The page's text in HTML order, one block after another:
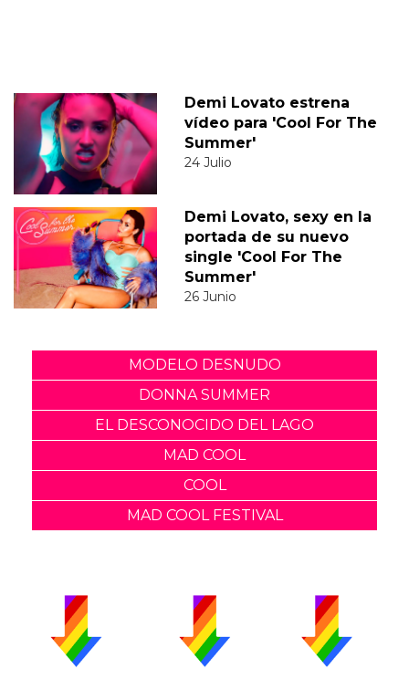
Demi Lovato estrena
vídeo para 'Cool For The
Summer'
24 Julio
Demi Lovato, sexy en la
portada de su nuevo
single 'Cool For The
Summer'
26 Junio
MODELO DESNUDO
DONNA SUMMER
EL DESCONOCIDO DEL LAGO
MAD COOL
COOL
MAD COOL FESTIVAL